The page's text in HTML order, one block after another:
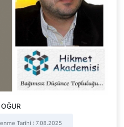
Tarihi : 7.08.2025